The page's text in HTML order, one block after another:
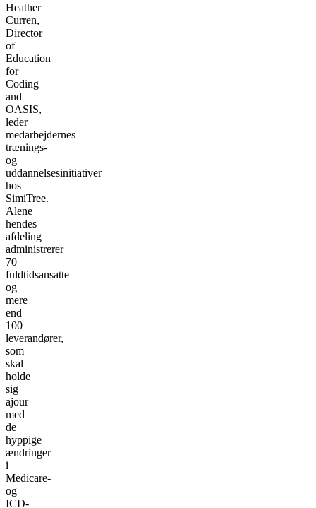
Heather
Curren,
Director
of
Education
for
Coding
and
OASIS,
leder
medarbejdernes
trænings-
og
uddannelsesinitiativer
hos
SimiTree.
Alene
hendes
afdeling
administrerer
70
fuldtidsansatte
og
mere
end
100
leverandører,
som
skal
holde
sig
ajour
med
de
hyppige
ændringer
i
Medicare-
og
ICD-